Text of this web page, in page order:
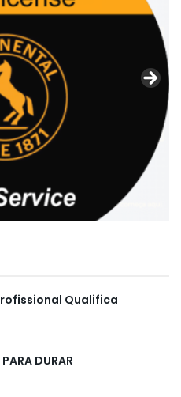
Qualifica
DURAR